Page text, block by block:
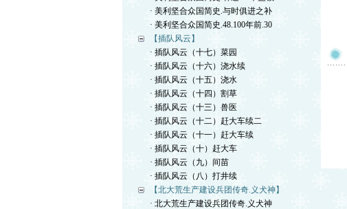
· 美利坚合众国简史.与时俱进之补
· 美利坚合众国简史.48.100年前.30
【插队风云】
· 插队风云（十七）菜园
· 插队风云（十六）浇水续
· 插队风云（十五）浇水
· 插队风云（十四）割草
· 插队风云（十三）兽医
· 插队风云（十二）赶大车续二
· 插队风云（十一）赶大车续
· 插队风云（十）赶大车
· 插队风云（九）间苗
· 插队风云（八）打井续
【北大荒生产建设兵团传奇.义犬神】
· 北大荒生产建设兵团传奇.义犬神